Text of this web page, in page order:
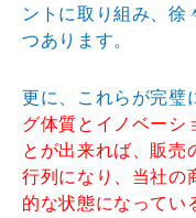
ントに取り組み、徐
つあります。
更に、これらが完璧
グ体質とイノベーシ
とが出来れば、販売
行列になり、当社の
的な状態になってい